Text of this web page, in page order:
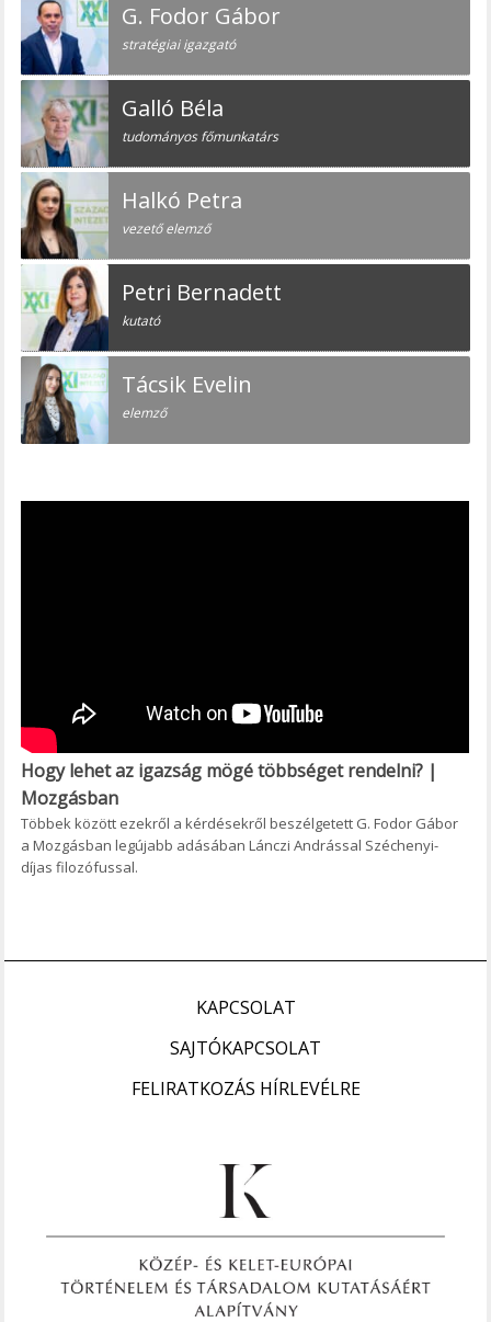
G. Fodor Gábor
stratégiai igazgató
Galló Béla
tudományos főmunkatárs
Halkó Petra
vezető elemző
Petri Bernadett
kutató
Tácsik Evelin
elemző
Hogy lehet az igazság mögé többséget rendelni? |
Mozgásban
Többek között ezekről a kérdésekről beszélgetett G. Fodor Gábor
a Mozgásban legújabb adásában Lánczi Andrással Széchenyi-
díjas filozófussal.
KAPCSOLAT
SAJTÓKAPCSOLAT
FELIRATKOZÁS HÍRLEVÉLRE